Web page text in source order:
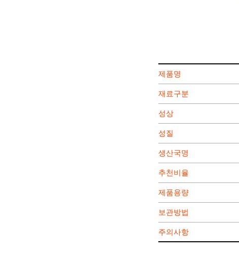
제품명
재료구분
성상
성질
생산국명
추천비율
제품용량
보관방법
주의사항